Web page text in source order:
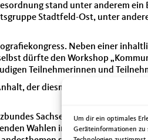
Um dir ein optimales
Geräteinformationen zu
stand unter anderem ein
Stadtfeld-Ost, unter
Neben einer
dürfte den Workshop
Teilnehmerinnen und
der diesmal in Halle/Saale
Sachsen-Anhalt. Am
Wahlen im kommenden Jahr